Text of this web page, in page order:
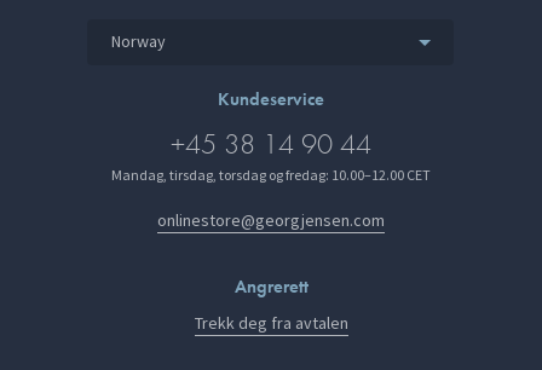
Norway
Kundeservice
+45 38 14 90 44
Mandag, tirsdag, torsdag og fredag: 10.00–12.00 CET
onlinestore@georgjensen.com
Angrerett
Trekk deg fra avtalen